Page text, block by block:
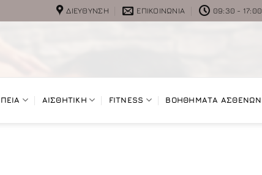
ΔΙΕΎΘΥΝΣΗ ΕΠΙΚΟΙΝΩΝΊΑ 09:30 - 17:00
ΑΙΣΘΗΤΙΚΗ FITNESS ΒΟΗΘΗΜΑΤΑ ΑΣΘΕΝΩΝ